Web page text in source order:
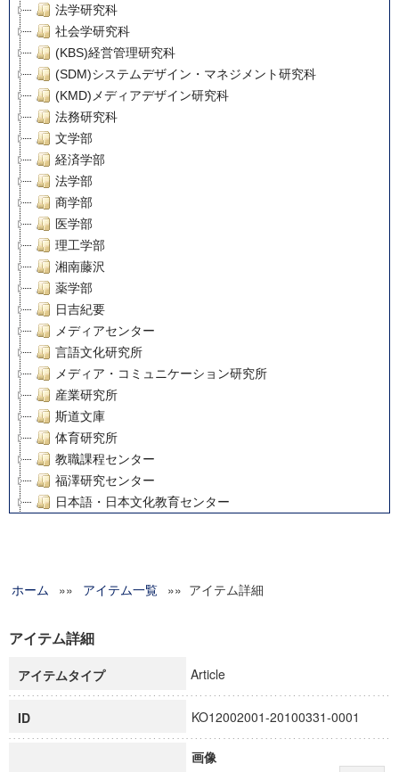
法学研究科
社会学研究科
(KBS)経営管理研究科
(SDM)システムデザイン・マネジメント研究科
(KMD)メディアデザイン研究科
法務研究科
文学部
経済学部
法学部
商学部
医学部
理工学部
湘南藤沢
薬学部
日吉紀要
メディアセンター
言語文化研究所
メディア・コミュニケーション研究所
産業研究所
斯道文庫
体育研究所
教職課程センター
福澤研究センター
日本語・日本文化教育センター
グローバルリサーチインスティテュート
科学研究費補助金研究成果報告書
慶應義塾大学グローバルCOEプログラム市民社会ガバナンス
慶應義塾大学グローバルCOEプログラム論理と感性の先端的
博士課程教育リーディングプログラム「超成熟社会発展のサ
学術雑誌掲載論文等(8)
ホーム »» アイテム一覧 »» アイテム詳細
アイテム詳細
アイテムタイプ Article
ID KO12002001-20100331-0001
画像